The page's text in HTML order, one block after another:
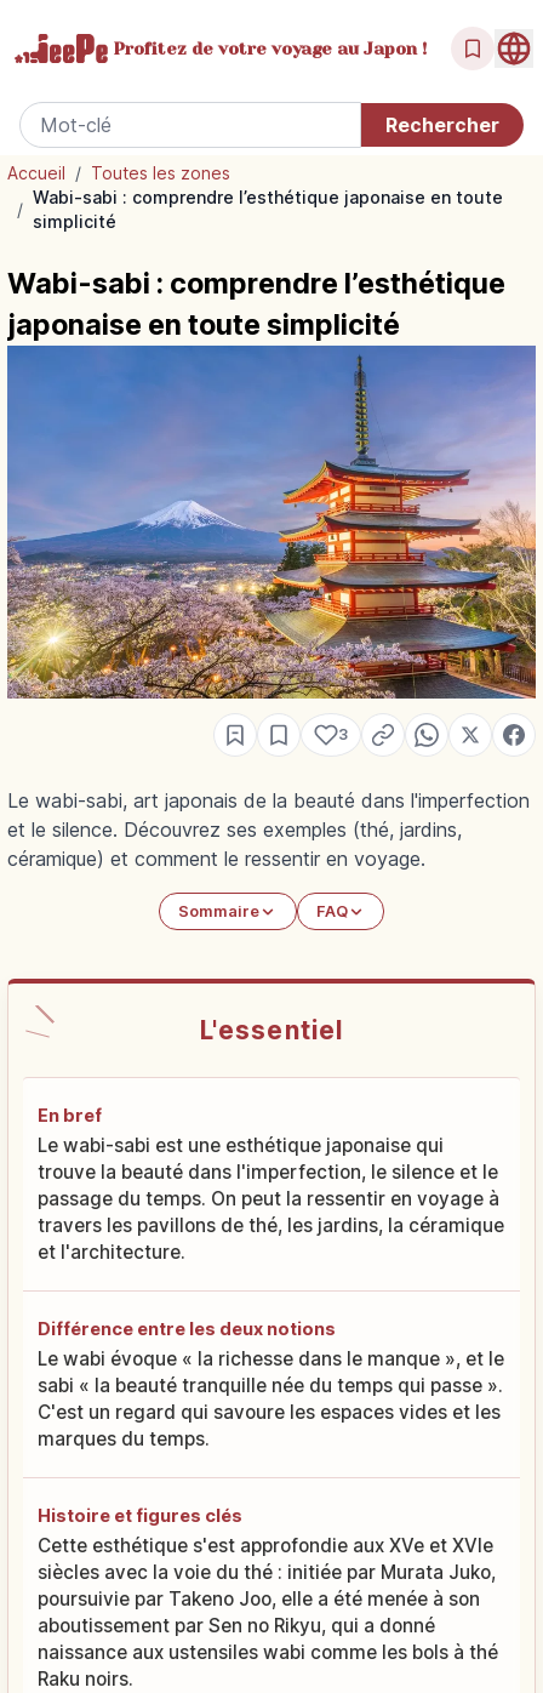
Profitez de votrevoyage au Japon !
Accueil / Toutes les zones
/
Wabi-sabi : comprendre l’esthétique japonaise en toute
simplicité
Wabi-sabi : comprendre l’esthétique
japonaise en toute simplicité
3
Le wabi-sabi, art japonais de la beauté dans l'imperfection
et le silence. Découvrez ses exemples (thé, jardins,
céramique) et comment le ressentir en voyage.
Sommaire FAQ
L'essentiel
En bref
Le wabi-sabi est une esthétique japonaise qui
trouve la beauté dans l'imperfection, le silence et le
passage du temps. On peut la ressentir en voyage à
travers les pavillons de thé, les jardins, la céramique
et l'architecture.
Différence entre les deux notions
Le wabi évoque « la richesse dans le manque », et le
sabi « la beauté tranquille née du temps qui passe ».
C'est un regard qui savoure les espaces vides et les
marques du temps.
Histoire et figures clés
Cette esthétique s'est approfondie aux XVe et XVIe
siècles avec la voie du thé : initiée par Murata Juko,
poursuivie par Takeno Joo, elle a été menée à son
aboutissement par Sen no Rikyu, qui a donné
naissance aux ustensiles wabi comme les bols à thé
Raku noirs.